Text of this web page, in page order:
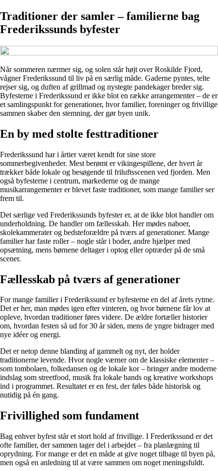
Traditioner der samler – familierne bag
Frederikssunds byfester
Når sommeren nærmer sig, og solen står højt over Roskilde Fjord,
vågner Frederikssund til liv på en særlig måde. Gaderne pyntes, telte
rejser sig, og duften af grillmad og nystegte pandekager breder sig.
Byfesterne i Frederikssund er ikke blot en række arrangementer – de er
et samlingspunkt for generationer, hvor familier, foreninger og frivillige
sammen skaber den stemning, der gør byen unik.
En by med stolte festtraditioner
Frederikssund har i årtier været kendt for sine store
sommerbegivenheder. Mest berømt er vikingespillene, der hvert år
trækker både lokale og besøgende til friluftsscenen ved fjorden. Men
også byfesterne i centrum, markederne og de mange
musikarrangementer er blevet faste traditioner, som mange familier ser
frem til.
Det særlige ved Frederikssunds byfester er, at de ikke blot handler om
underholdning. De handler om fællesskab. Her mødes naboer,
skolekammerater og bedsteforældre på tværs af generationer. Mange
familier har faste roller – nogle står i boder, andre hjælper med
opsætning, mens børnene deltager i optog eller optræder på de små
scener.
Fællesskab på tværs af generationer
For mange familier i Frederikssund er byfesterne en del af årets rytme.
Det er her, man mødes igen efter vinteren, og hvor børnene får lov at
opleve, hvordan traditioner føres videre. De ældre fortæller historier
om, hvordan festen så ud for 30 år siden, mens de yngre bidrager med
nye idéer og energi.
Det er netop denne blanding af gammelt og nyt, der holder
traditionerne levende. Hvor nogle værner om de klassiske elementer –
som tombolaen, folkedansen og de lokale kor – bringer andre moderne
indslag som streetfood, musik fra lokale bands og kreative workshops
ind i programmet. Resultatet er en fest, der føles både historisk og
nutidig på én gang.
Frivillighed som fundament
Bag enhver byfest står et stort hold af frivillige. I Frederikssund er det
ofte familier, der sammen tager del i arbejdet – fra planlægning til
oprydning. For mange er det en måde at give noget tilbage til byen på,
men også en anledning til at være sammen om noget meningsfuldt.